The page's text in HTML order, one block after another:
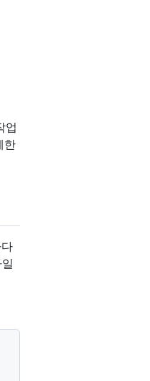
업
한